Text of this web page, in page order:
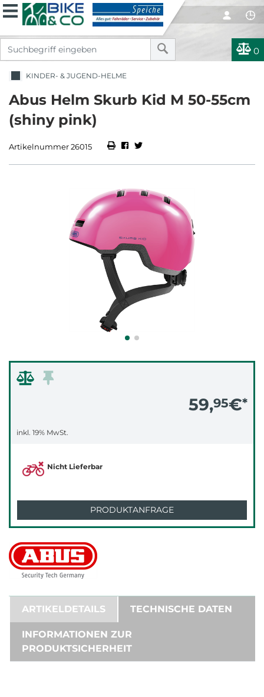
0
KINDER- & JUGEND-HELME
Abus Helm Skurb Kid M 50-55cm
(shiny pink)
Artikelnummer 26015
59,95€*
inkl. 19% MwSt.
Nicht Lieferbar
PRODUKTANFRAGE
ARTIKELDETAILS TECHNISCHE DATEN
INFORMATIONEN ZUR
PRODUKTSICHERHEIT